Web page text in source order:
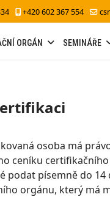
+420 602 367 554
ORGÁN SEMINÁŘE
osoba má
ceníku
písemně do
orgánu, který má